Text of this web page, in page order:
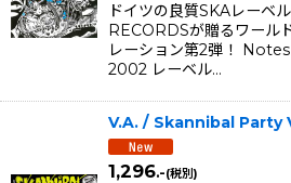
ドイツの良質SKAレーベ
RECORDSが贈るワール
レーション第2弾！
2002 レーベル…
V.A. / Skannibal Party
1,296.-(税別)